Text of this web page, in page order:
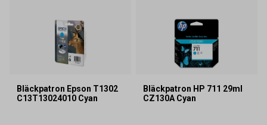
Bläckpatron Epson T1302
C13T13024010 Cyan
Bläckpatron HP 711 29ml
CZ130A Cyan